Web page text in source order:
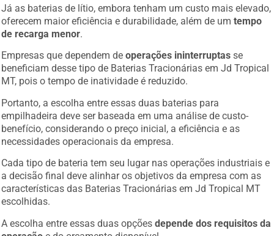
Já as baterias de lítio, embora tenham um custo mais elevado,
oferecem maior eficiência e durabilidade, além de umtempo
de recarga menor.
Empresas que dependem deoperações ininterruptas se
beneficiam desse tipo de Baterias Tracionárias em Jd Tropical
MT, pois o tempo de inatividade é reduzido.
Portanto, a escolha entre essas duas baterias para
empilhadeira deve ser baseada em uma análise de custo-
benefício, considerando o preço inicial, a eficiência e as
necessidades operacionais da empresa.
Cada tipo de bateria tem seu lugar nas operações industriais e
a decisão final deve alinhar os objetivos da empresa com as
características das Baterias Tracionárias em Jd Tropical MT
escolhidas.
A escolha entre essas duas opçõesdepende dos requisitos da